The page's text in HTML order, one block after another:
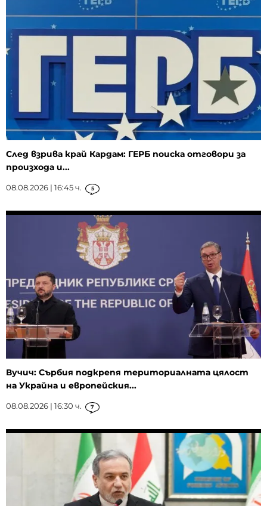
След взрива край Кардам: ГЕРБ поиска отговори за
произхода и...
08.08.2026 | 16:45 ч. 5
Вучич: Сърбия подкрепя териториалната цялост
на Украйна и европейския...
08.08.2026 | 16:30 ч. 7